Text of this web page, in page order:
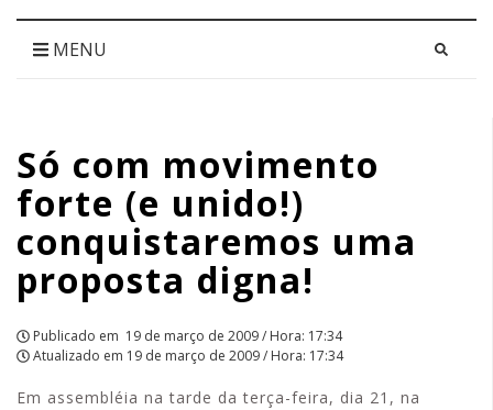
conquistaremos
digna!
|
APCEF/SP
MENU
Só com movimento
forte (e unido!)
conquistaremos uma
proposta digna!
Publicado em 19 de março de 2009 / Hora: 17:34
Atualizado em 19 de março de 2009 / Hora: 17:34
Em assembléia na tarde da terça-feira, dia 21, na